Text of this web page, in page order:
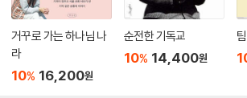
거꾸로 가는 하나님 나
라
10% 16,200원
순전한 기독교
10% 14,400원